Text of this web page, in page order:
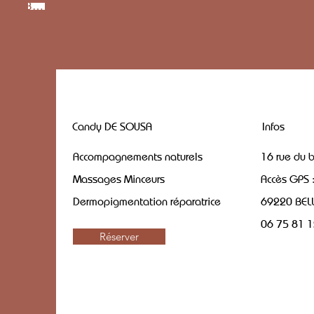
Bouton
Candy DE SOUSA
Accompagnements naturels
Massages Minceurs
Dermopigmentation réparatrice
Réserver
Infos
16 rue du
Accès
69220
06 75 81